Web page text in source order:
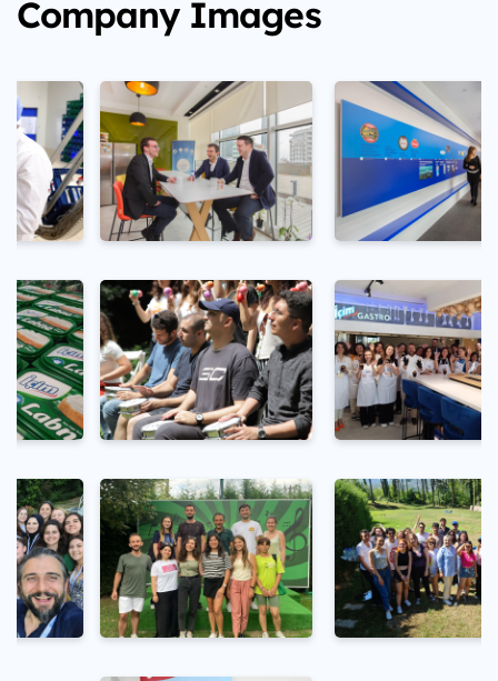
Company Images